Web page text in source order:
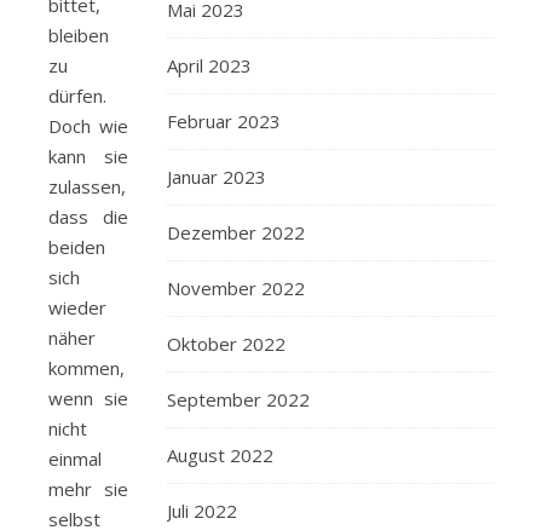
bittet,
bleiben
zu
dürfen.
Doch wie
kann sie
zulassen,
dass die
beiden
sich
wieder
näher
kommen,
wenn sie
nicht
einmal
mehr sie
selbst
Mai 2023
April 2023
Februar 2023
Januar 2023
Dezember 2022
November 2022
Oktober 2022
September 2022
August 2022
Juli 2022